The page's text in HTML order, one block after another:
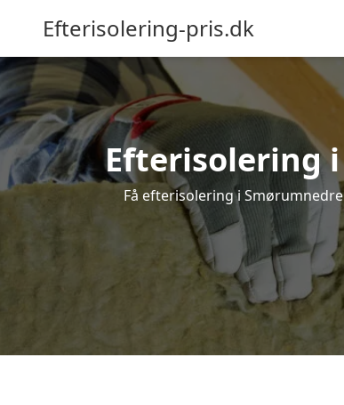
Efterisolering-pris.dk
Efterisolering
Få efterisolering i